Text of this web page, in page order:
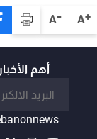
A+
A-
أهم